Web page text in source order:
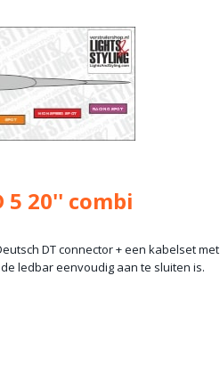
5 20'' combi
DT connector + een kabelset met
ledbar eenvoudig aan te sluiten is.